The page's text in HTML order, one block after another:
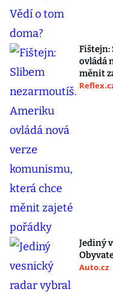
Fištejn:
ovládá
měnit
Jediný
Auto.cz